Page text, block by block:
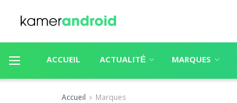
ACCUEIL ACTUALITÉ MARQUES
Accueil Marques